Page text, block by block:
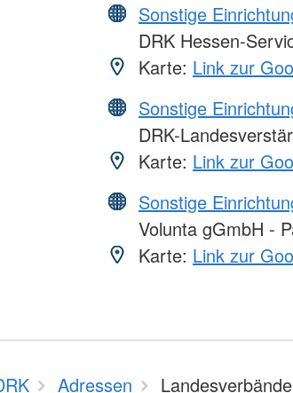
Sonstige
DRK Hessen-
Karte: Link zur
Sonstige
DRK-
Karte: Link zur
Sonstige
Volunta gGmbH -
Karte: Link zur
Adressen Landesverbände